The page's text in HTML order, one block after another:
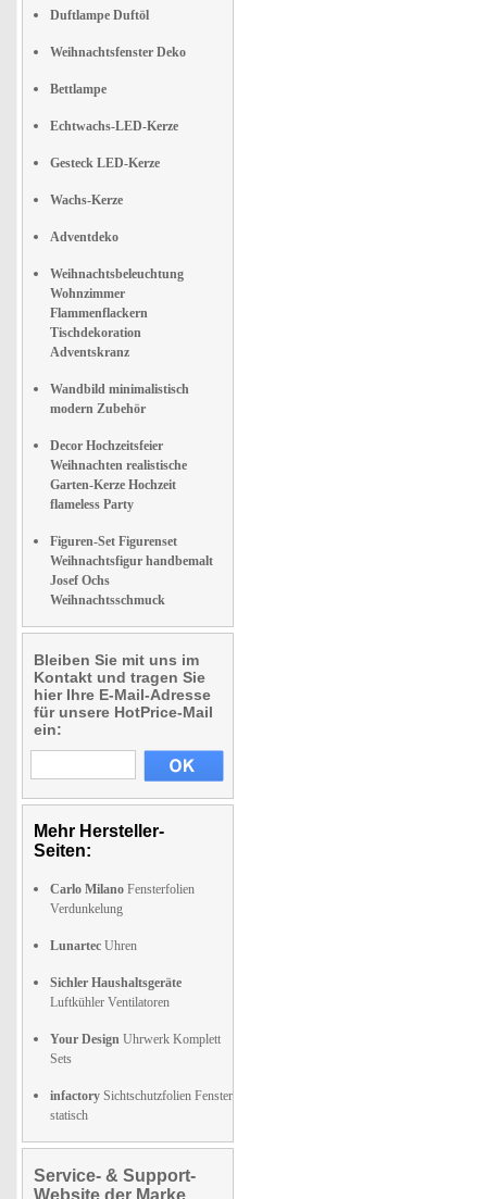
Duftlampe Duftöl
Weihnachtsfenster Deko
Bettlampe
Echtwachs-LED-Kerze
Gesteck LED-Kerze
Wachs-Kerze
Adventdeko
Weihnachtsbeleuchtung
Wohnzimmer
Flammenflackern
Tischdekoration
Adventskranz
Wandbild minimalistisch
modern Zubehör
Decor Hochzeitsfeier
Weihnachten realistische
Garten-Kerze Hochzeit
flameless Party
Figuren-Set Figurenset
Weihnachtsfigur handbemalt
Josef Ochs
Weihnachtsschmuck
Bleiben Sie mit uns im
Kontakt und tragen Sie
hier Ihre E-Mail-Adresse
für unsere HotPrice-Mail
ein:
Mehr Hersteller-
Seiten:
Carlo Milano Fensterfolien
Verdunkelung
Lunartec Uhren
Sichler Haushaltsgeräte
Luftkühler Ventilatoren
Your Design Uhrwerk Komplett
Sets
infactory Sichtschutzfolien Fenster
statisch
Service- & Support-
Website der Marke